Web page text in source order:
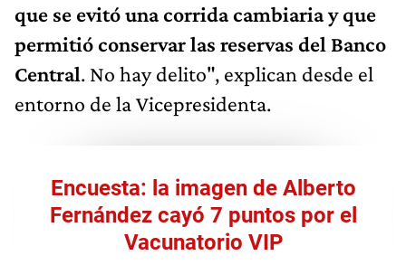
que se evitó una corrida cambiaria y que
permitió conservar las reservas del Banco
Central. No hay delito", explican desde el
entorno de la Vicepresidenta.
Encuesta: la imagen de Alberto
Fernández cayó 7 puntos por el
Vacunatorio VIP